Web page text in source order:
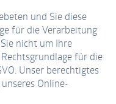
und Sie diese
für die Verarbeitung
nicht um Ihre
für die
Unser berechtigtes
Online-